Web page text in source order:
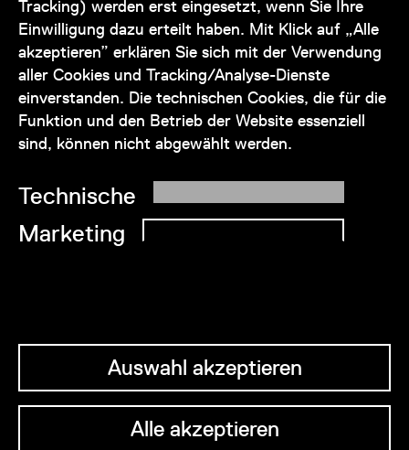
Tracking) werden erst eingesetzt, wenn Sie Ihre
Einwilligung dazu erteilt haben. Mit Klick auf „Alle
akzeptieren” erklären Sie sich mit der Verwendung
aller Cookies und Tracking/Analyse-Dienste
einverstanden. Die technischen Cookies, die für die
Funktion und den Betrieb der Website essenziell
sind, können nicht abgewählt werden.
Technische
Marketing
Auswahl akzeptieren
Alle akzeptieren
+43 1 505 87 47 85173
service@wienmuseum.at
© 2026 Wien Museum